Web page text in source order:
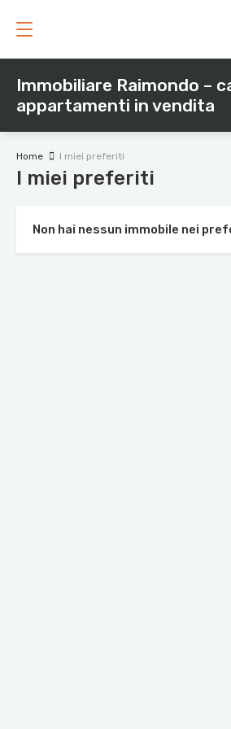
Immobiliare Raimondo –
appartamenti in vendita
Home I miei preferiti
I miei preferiti
Non hai nessun immobile nei